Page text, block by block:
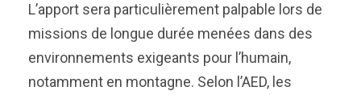
L’apport sera particulièrement palpable lors de
missions de longue durée menées dans des
environnements exigeants pour l’humain,
notamment en montagne. Selon l’AED, les